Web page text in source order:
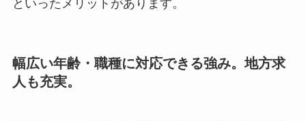
といったメリットがあります。
幅広い年齢・職種に対応できる強み。地方求
人も充実。